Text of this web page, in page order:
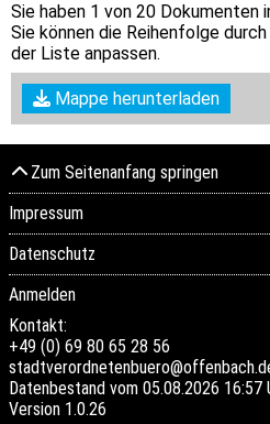
Sie haben 1 von 20 Dokumenten
Sie können die Reihenfolge
der Liste anpassen.
Mappe herunterladen
Zum Seitenanfang springen
Impressum
Datenschutz
Anmelden
Kontakt:
+49 (0) 69 80 65 28 56
Datenbestand vom 05.08.2026 16:57
Version 1.0.26